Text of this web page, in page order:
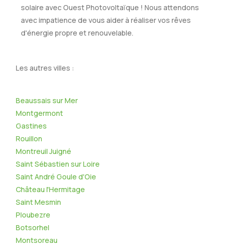
solaire avec Ouest Photovoltaïque ! Nous attendons
avec impatience de vous aider à réaliser vos rêves
d'énergie propre et renouvelable.
Les autres villes :
Beaussais sur Mer
Montgermont
Gastines
Rouillon
Montreuil Juigné
Saint Sébastien sur Loire
Saint André Goule d'Oie
Château l'Hermitage
Saint Mesmin
Ploubezre
Botsorhel
Montsoreau